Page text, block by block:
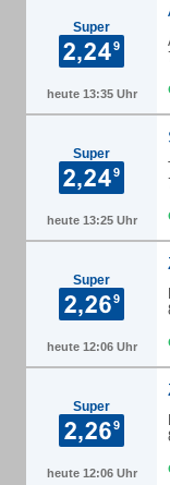
Super
heute 13:35 Uhr
Super
heute 13:25 Uhr
Super
heute 12:06 Uhr
Super
heute 12:06 Uhr